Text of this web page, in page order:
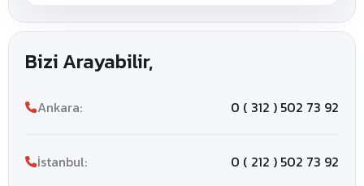
Bizi Arayabilir,
Ankara: 0 ( 312 ) 502 73 92
İstanbul: 0 ( 212 ) 502 73 92